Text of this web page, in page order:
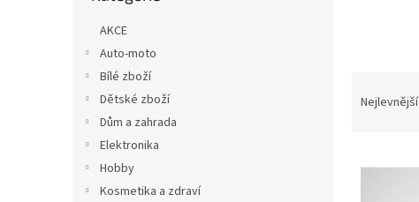
AKCE
Auto-moto
Bílé zboží
Dětské zboží
Dům a zahrada
Elektronika
Hobby
Kosmetika a zdraví
Nejlevnější